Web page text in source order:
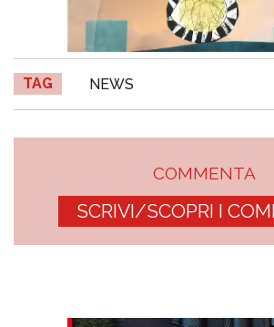
TAG NEWS
COMMENTA
SCRIVI/SCOPRI I